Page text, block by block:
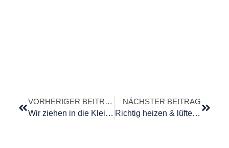
VORHERIGER BEITRAG
Wir ziehen in die Kleinstadt? Auch hier steigen die Immobilienpreise
NÄCHSTER BEITRAG
Richtig heizen & lüften im Winter